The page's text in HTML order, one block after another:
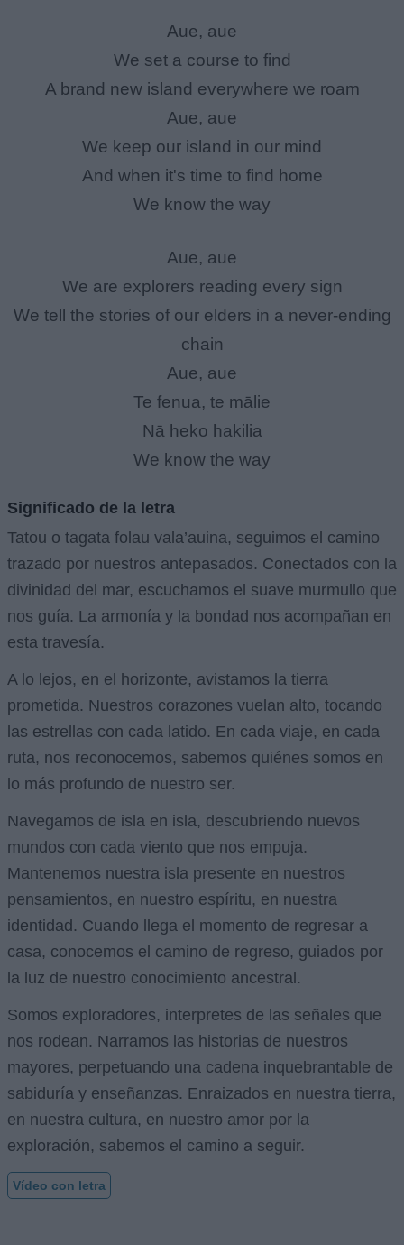
Aue, aue
We set a course to find
A brand new island everywhere we roam
Aue, aue
We keep our island in our mind
And when it's time to find home
We know the way
Aue, aue
We are explorers reading every sign
We tell the stories of our elders in a never-ending
chain
Aue, aue
Te fenua, te mālie
Nā heko hakilia
We know the way
Significado de la letra
Tatou o tagata folau vala’auina, seguimos el camino
trazado por nuestros antepasados. Conectados con la
divinidad del mar, escuchamos el suave murmullo que
nos guía. La armonía y la bondad nos acompañan en
esta travesía.
A lo lejos, en el horizonte, avistamos la tierra
prometida. Nuestros corazones vuelan alto, tocando
las estrellas con cada latido. En cada viaje, en cada
ruta, nos reconocemos, sabemos quiénes somos en
lo más profundo de nuestro ser.
Navegamos de isla en isla, descubriendo nuevos
mundos con cada viento que nos empuja.
Mantenemos nuestra isla presente en nuestros
pensamientos, en nuestro espíritu, en nuestra
identidad. Cuando llega el momento de regresar a
casa, conocemos el camino de regreso, guiados por
la luz de nuestro conocimiento ancestral.
Somos exploradores, interpretes de las señales que
nos rodean. Narramos las historias de nuestros
mayores, perpetuando una cadena inquebrantable de
sabiduría y enseñanzas. Enraizados en nuestra tierra,
en nuestra cultura, en nuestro amor por la
exploración, sabemos el camino a seguir.
Vídeo con letra